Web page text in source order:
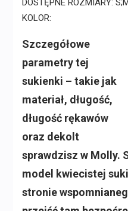
DOSTĘPNE ROZMIARY: S;M
KOLOR:
Szczegółowe
parametry tej
sukienki – takie jak
materiał, długość,
długość rękawów
oraz dekolt
sprawdzisz w Molly.
model kwiecistej
stronie